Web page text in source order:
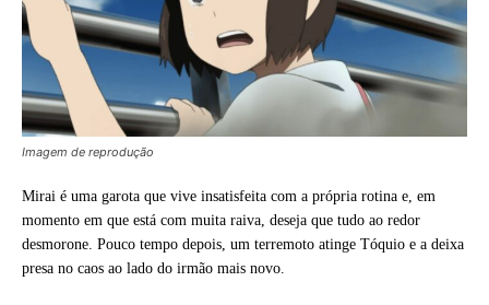
Imagem de reprodução
Mirai é uma garota que vive insatisfeita com a própria rotina e, em
momento em que está com muita raiva, deseja que tudo ao redor
desmorone. Pouco tempo depois, um terremoto atinge Tóquio e a deixa
presa no caos ao lado do irmão mais novo.